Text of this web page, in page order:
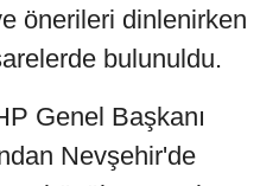
önerileri dinlenirken
bulunuldu.
Genel Başkanı
Nevşehir'de